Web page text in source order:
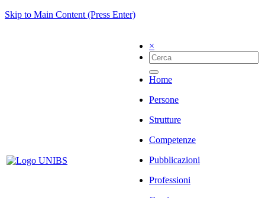
Skip to Main Content (Press Enter)
×
Home
Persone
Strutture
Competenze
Pubblicazioni
Professioni